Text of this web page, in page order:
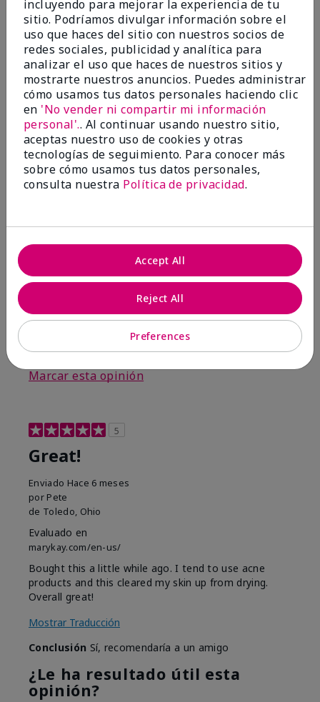
Satisfied
EnviadoHace 3 meses
porKeyrone
de LaBelle, FL
Evaluado en
marykay.com/en-us/
Since using MK products, my skin hasn't been as oily.
I've received compliments that my complexion has
improved, and most of all, my skin doesn't feel dry or
irritated after use. Moisturizers are usually hard to
Tyre, for introducing me to these products!
ConclusiónSí, recomendaría a un amigo
¿Le ha resultado útil esta
opinión?
Marcar esta opinión
5
Great!
Enviado Hace 6 meses
por Pete
de Toledo, Ohio
Evaluado en
marykay.com/en-us/
Bought this a little while ago. I tend to use acne
products and this cleared my skin up from drying.
Overall great!
Mostrar Traducción
Conclusión Sí, recomendaría a un amigo
¿Le ha resultado útil esta
opinión?
incluyendo para mejorar la experiencia de tu
sitio. Podríamos divulgar información sobre el
uso que haces del sitio con nuestros socios de
redes sociales, publicidad y analítica para
analizar el uso que haces de nuestros sitios y
mostrarte nuestros anuncios. Puedes administrar
cómo usamos tus datos personales haciendo clic
en 'No vender ni compartir mi información
personal'.. Al continuar usando nuestro sitio,
aceptas nuestro uso de cookies y otras
tecnologías de seguimiento. Para conocer más
sobre cómo usamos tus datos personales,
consulta nuestra Política de privacidad.
Preferences
Reject All
Accept All